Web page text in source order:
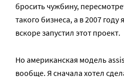
бросить чужбину,
такого бизнеса, а в 2007
вскоре запустил этот проект.
Но американская модель
вообще. Я сначала хотел